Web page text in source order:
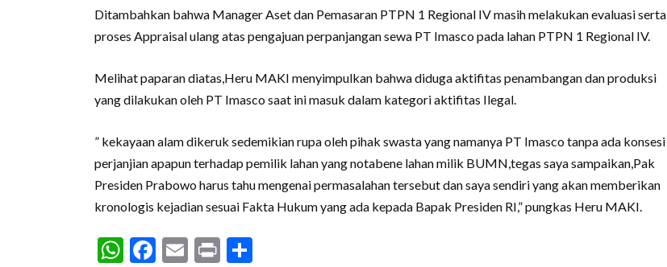
Ditambahkan bahwa Manager Aset dan Pemasaran PTPN 1 Regional IV masih melakukan evaluasi serta
proses Appraisal ulang atas pengajuan perpanjangan sewa PT Imasco pada lahan PTPN 1 Regional IV.
Melihat paparan diatas,Heru MAKI menyimpulkan bahwa diduga aktifitas penambangan dan produksi
yang dilakukan oleh PT Imasco saat ini masuk dalam kategori aktifitas Ilegal.
” kekayaan alam dikeruk sedemikian rupa oleh pihak swasta yang namanya PT Imasco tanpa ada konsesi
perjanjian apapun terhadap pemilik lahan yang notabene lahan milik BUMN,tegas saya sampaikan,Pak
Presiden Prabowo harus tahu mengenai permasalahan tersebut dan saya sendiri yang akan memberikan
kronologis kejadian sesuai Fakta Hukum yang ada kepada Bapak Presiden RI,” pungkas Heru MAKI.
WhatsApp
Facebook
Email
Print